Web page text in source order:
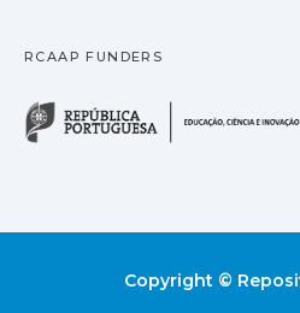
RCAAP FUNDERS
Copyright ©